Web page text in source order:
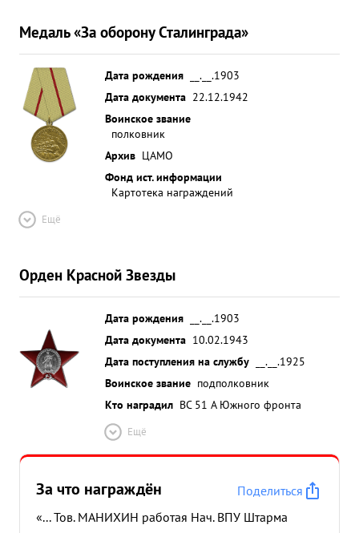
Медаль «За оборону Сталинграда»
Дата рождения
__.__.1903
Дата документа 22.12.1942
Воинское звание
полковник
Архив ЦАМО
Фонд ист. информации
Картотека награждений
Ещё
Орден Красной Звезды
Дата рождения
__.__.1903
Дата документа 10.02.1943
Дата поступления на службу
__.__.1925
Воинское звание подполковник
Кто наградил ВС 51 А Южного фронта
Ещё
За что награждён
Поделиться
«... Тов. МАНИХИН работая Нач. ВПУ Штарма